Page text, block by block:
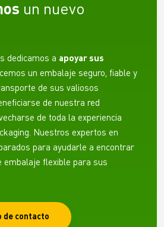
un nuevo
dedicamos a apoyar sus
un embalaje seguro, fiable y
de sus valiosos
de nuestra red
de toda la experiencia
Nuestros expertos en
para ayudarle a encontrar
embalaje flexible para sus
de contacto